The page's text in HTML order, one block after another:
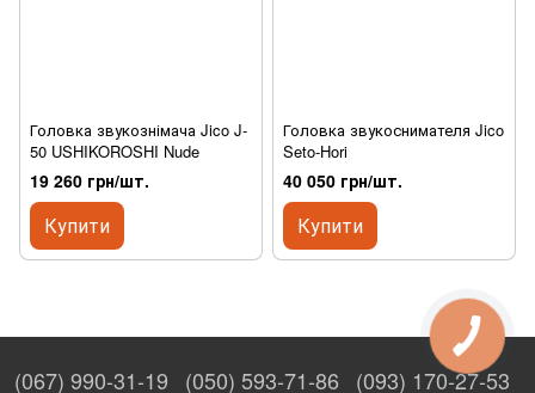
Головка звукознімача Jico J-
50 USHIKOROSHI Nude
19 260 грн/шт.
Купити
Головка звукоснимателя Jico
Seto-Hori
40 050 грн/шт.
Купити
(067) 990-31-19 (050) 593-71-86 (093) 170-27-53